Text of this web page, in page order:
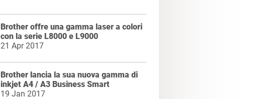
Brother offre una gamma laser a colori
con la serie L8000 e L9000
21 Apr 2017
Brother lancia la sua nuova gamma di
inkjet A4 / A3 Business Smart
19 Jan 2017